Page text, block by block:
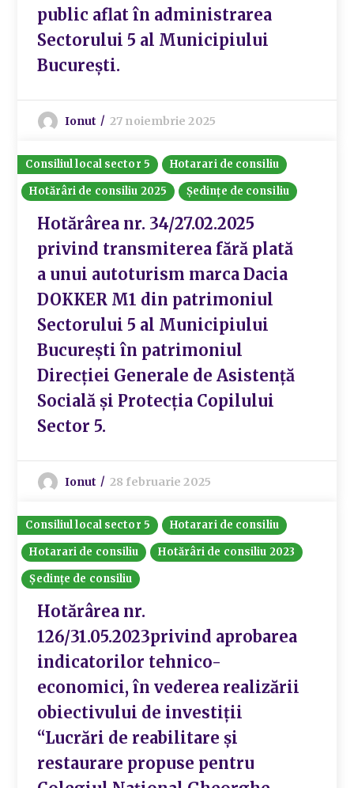
public aflat în administrarea
Sectorului 5 al Municipiului
București.
Ionut 27 noiembrie 2025
Consiliul local sector 5
Hotarari de consiliu
Hotărâri de consiliu 2025
Ședințe de consiliu
Hotărârea nr. 34/27.02.2025
privind transmiterea fără plată
a unui autoturism marca Dacia
DOKKER M1 din patrimoniul
Sectorului 5 al Municipiului
București în patrimoniul
Direcției Generale de Asistență
Socială și Protecția Copilului
Sector 5.
Ionut 28 februarie 2025
Consiliul local sector 5
Hotarari de consiliu
Hotarari de consiliu
Hotărâri de consiliu 2023
Ședințe de consiliu
Hotărârea nr.
126/31.05.2023privind aprobarea
indicatorilor tehnico-
economici, în vederea realizării
obiectivului de investiții
“Lucrări de reabilitare și
restaurare propuse pentru